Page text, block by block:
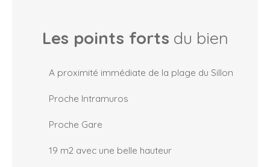
Les points forts du bien
A proximité immédiate de la plage du Sillon
Proche Intramuros
Proche Gare
19 m2 avec une belle hauteur